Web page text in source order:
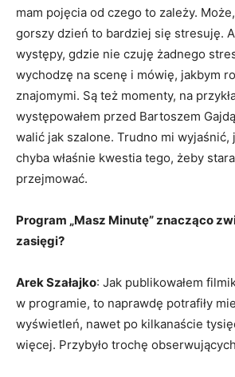
mam pojęcia od czego to zależy.
gorszy dzień to bardziej się stresuję.
występy, gdzie nie czuję żadnego
wychodzę na scenę i mówię, jakbym
znajomymi. Są też momenty, na
występowałem przed Bartoszem
walić jak szalone. Trudno mi wyjaśnić,
chyba właśnie kwestia tego, żeby
przejmować.
Program „Masz Minutę” znacząco
zasięgi?
Arek Szałajko: Jak publikowałem
w programie, to naprawdę potrafiły
wyświetleń, nawet po kilkanaście
więcej. Przybyło trochę